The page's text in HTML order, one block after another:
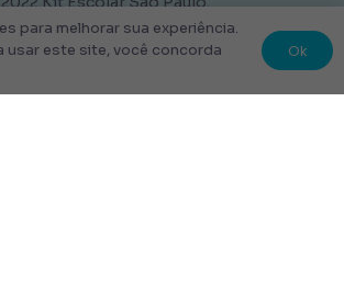
os direitos reservados
para melhorar sua experiência.
usar este site, você concorda
Ok